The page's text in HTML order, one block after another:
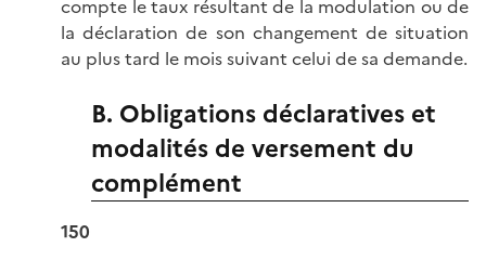
compte le taux résultant de la modulation ou de
la déclaration de son changement de situation
au plus tard le mois suivant celui de sa demande.
B. Obligations déclaratives et
modalités de versement du
complément
150